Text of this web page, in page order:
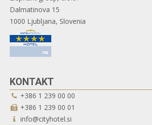
Dalmatinova 15
1000 Ljubljana, Slovenia
KONTAKT
+386 1 239 00 00
+386 1 239 00 01
info@cityhotel.si